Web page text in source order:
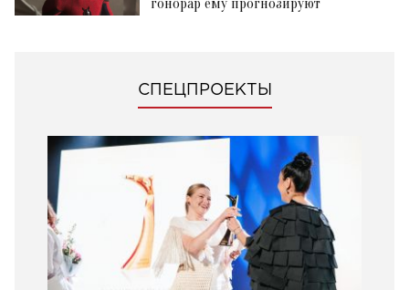
гонорар ему прогнозируют
СПЕЦПРОЕКТЫ